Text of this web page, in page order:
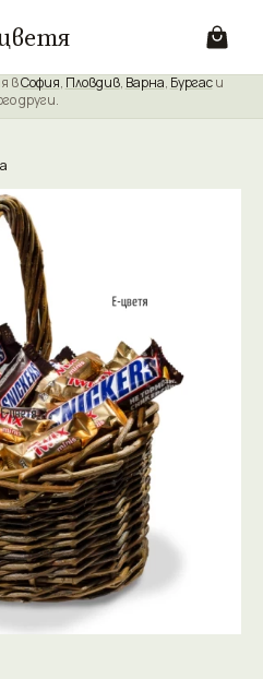
вСофия, Пловдив, Варна, Бургаси
други.